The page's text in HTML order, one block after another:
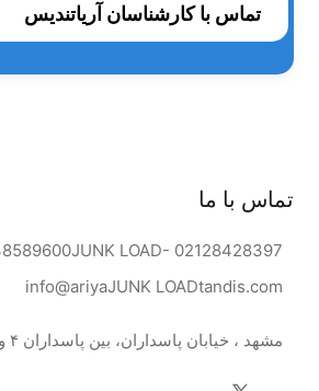
تماس با کارشناسان آریاتندیس
تماس با ما
JUNK LOAD- 02128428397
info@ariyaJUNK LOADtandis.com
مشهد ، خیابان پاسداران، بین پاسداران ۴ و ۶، ساختمان ۸۸